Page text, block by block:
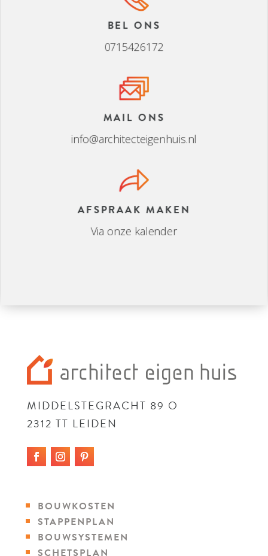
BEL ONS
0715426172
MAIL ONS
info@architecteigenhuis.nl
AFSPRAAK MAKEN
Via onze kalender
MIDDELSTEGRACHT 89 O
2312 TT LEIDEN
BOUWKOSTEN
STAPPENPLAN
BOUWSYSTEMEN
SCHETSPLAN